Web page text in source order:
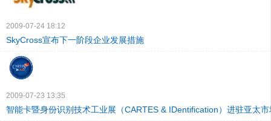
2009-07-24 18:12
SkyCross宣布下一阶段企业发展措施
2009-07-23 13:35
智能卡暨身份识别技术工业展（CARTES & IDentification）进驻亚太市